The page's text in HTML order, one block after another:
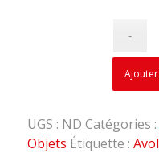
UGS : ND Catégories :
Objets Étiquette :